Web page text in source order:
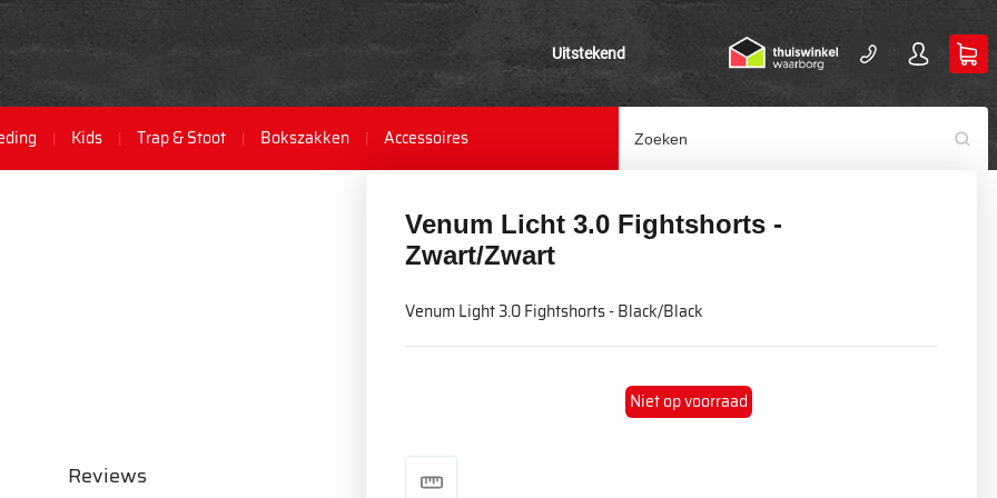
Uitstekend
Kids Trap & Stoot Bokszakken Accessoires
Venum Licht 3.0 Fightshorts -
Zwart/Zwart
Venum Light 3.0 Fightshorts - Black/Black
Niet op voorraad
Reviews